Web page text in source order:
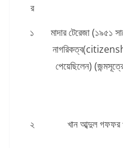
র
১
মাদার টেরেজা (১৯৫১
পেয়েছিলেন)
২ খান আব্দুল গফফর